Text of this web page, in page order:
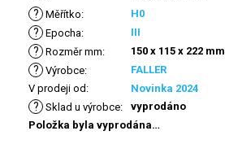
? Měřítko: H0
? Epocha: III
? Rozměr mm: 150 x 115 x 222 mm
? Výrobce:
FALLER
V prodeji od : Novinka 2024
? Sklad u výrobce:
vyprodáno
Položka byla vyprodána…